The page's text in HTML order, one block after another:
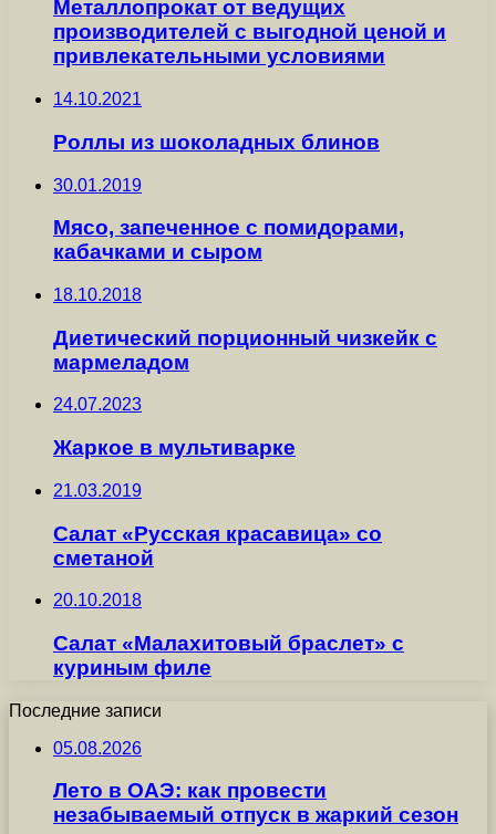
Металлопрокат от ведущих
производителей с выгодной ценой и
привлекательными условиями
14.10.2021
Роллы из шоколадных блинов
30.01.2019
Мясо, запеченное с помидорами,
кабачками и сыром
18.10.2018
Диетический порционный чизкейк с
мармеладом
24.07.2023
Жаркое в мультиварке
21.03.2019
Салат «Русская красавица» со
сметаной
20.10.2018
Салат «Малахитовый браслет» с
куриным филе
Последние записи
05.08.2026
Лето в ОАЭ: как провести
незабываемый отпуск в жаркий сезон